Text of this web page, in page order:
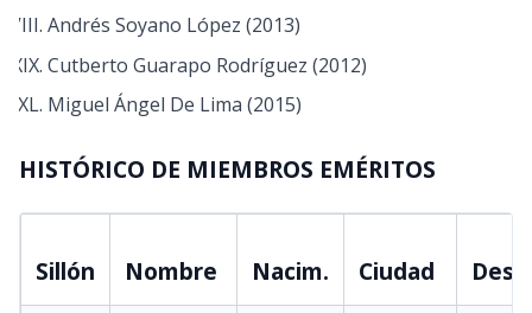
Andrés Soyano López (2013)
Cutberto Guarapo Rodríguez (2012)
Miguel Ángel De Lima (2015)
HISTÓRICO DE MIEMBROS EMÉRITOS
Sillón Nombre Nacim. Ciudad